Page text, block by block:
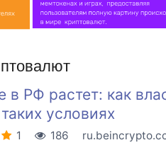
РФ растет: как
условиях
1 186